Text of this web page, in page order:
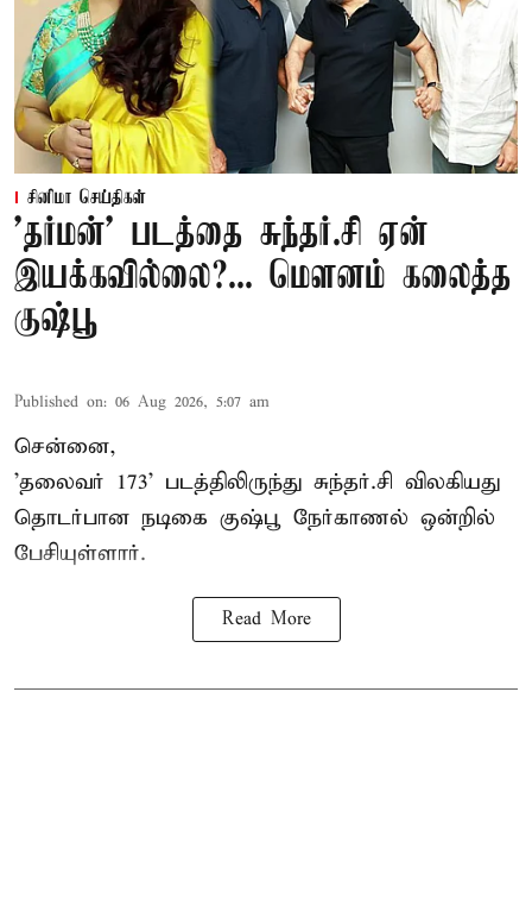
சினிமா செய்திகள்
'தர்மன்' படத்தை சுந்தர்.சி ஏன்
இயக்கவில்லை?... மௌனம் கலைத்த
குஷ்பூ
Published on: 06 Aug 2026, 5:07 am
சென்னை,
'தலைவர் 173' படத்திலிருந்து சுந்தர்.சி விலகியது
தொடர்பான நடிகை குஷ்பூ நேர்காணல் ஒன்றில்
பேசியுள்ளார்.
Read More